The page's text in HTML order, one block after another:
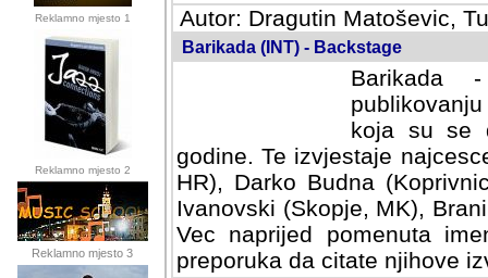
Reklamno mjesto 1
Reklamno mjesto 2
Reklamno mjesto 3
Autor: Dragutin Matoševic,
Barikada (INT) - Backstage
Barikada
koja su se
godine. Te izvjestaje
HR), Darko Budna
Ivanovski (Skopje, MK),
Vec naprijed pomenuta
preporuka da citate njihove